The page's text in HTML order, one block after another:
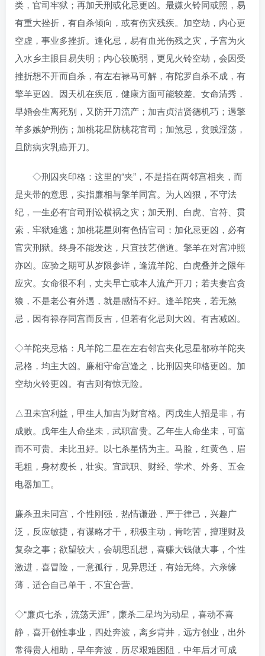
类，官司牢狱；再加天刑或化忌更凶。最嫌火铃同或照，易
有重大挫折，有自杀倾向，或有伤灾残疾。加空劫，内心更
空虚，事业多挫折。逢化忌，易有血光伤残之灾，子宫为火
入水乡主眼目易失明；内心较脆弱，更见火铃空劫，会因受
挫折想不开而自杀，有左右禄马可解，有陀罗自杀不成，有
擎羊更凶。因天机在疾厄，健康方面可能较差。女命清秀，
早婚会生离死别，又防开刀流产；加吉贞洁贤德机巧；遇擎
羊多嫉妒刑伤；加桃花星防桃花官司；加煞忌，贫贱淫荡，
且防病灾乳癌开刀。
◇刑囚夹印格：这里的“夹”，不是指在两邻宫相夹，而
是夹带的意思，实指廉相与擎羊同宫。为人凶狠，不守法
纪，一生必有官司刑讼横祸之灾；加天刑、白虎、官符、贯
索，牢狱难逃；加桃花星则有色情官司；加化忌更凶，必有
官灾刑狱。终身不能发达，只宜技艺僧道。擎羊在对宫冲照
亦凶。应验之期可从岁限参详，逢流羊陀、白虎叠并之限年
应灾。女命很不利，丈夫早亡或本人流产开刀；若夫妻宫贪
狼，不是老公有外遇，就是感情不好。逢羊陀夹，若无煞
忌，因有禄存同宫而反吉，但若有化忌则大凶。有吉减凶。
◇羊陀夹忌格：凡羊陀二星在左右邻宫夹化忌星都称羊陀夹
忌格，均主大凶。廉相守命宫逢之，比刑囚夹印格更凶。加
空劫火铃更凶。有吉则有惊无险。
△丑未宫利益，甲生人加吉为财官格。丙戊生人招是非，有
成败。戊年生人命坐未，武职富贵。乙年生人命坐未，可富
而不可贵。未比丑好。以七杀星情为主。马脸，红黄色，眉
毛粗，身材瘦长，壮实。宜武职、财经、学术、外务、五金
电器加工。
廉杀丑未同宫，个性刚强，热情谦逊，严于律己，兴趣广
泛，反应敏捷，有谋略才干，积极主动，肯吃苦，擅理财及
复杂之事；欲望较大，会胡思乱想，喜赚大钱做大事，个性
激进，喜冒险，一意孤行，见异思迁，有始无终。六亲缘
薄，适合自己单干，不宜合营。
◇“廉贞七杀，流荡天涯”，廉杀二星均为动星，喜动不喜
静，喜开创性事业，四处奔波，离乡背井，远方创业，出外
常得贵人相助，早年奔波，历尽艰难困阻，中年后才可成